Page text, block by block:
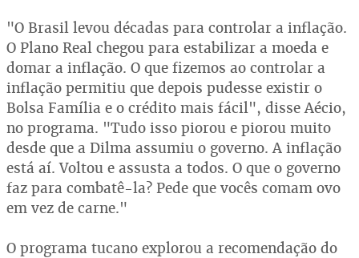
"O Brasil levou décadas para controlar a inflação.
O Plano Real chegou para estabilizar a moeda e
domar a inflação. O que fizemos ao controlar a
inflação permitiu que depois pudesse existir o
Bolsa Família e o crédito mais fácil", disse Aécio,
no programa. "Tudo isso piorou e piorou muito
desde que a Dilma assumiu o governo. A inflação
está aí. Voltou e assusta a todos. O que o governo
faz para combatê-la? Pede que vocês comam ovo
em vez de carne."
O programa tucano explorou a recomendação do